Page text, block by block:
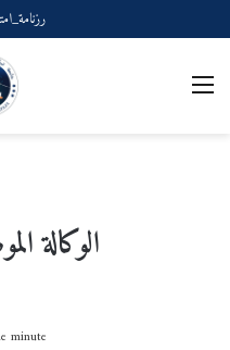
الوكالة
minute